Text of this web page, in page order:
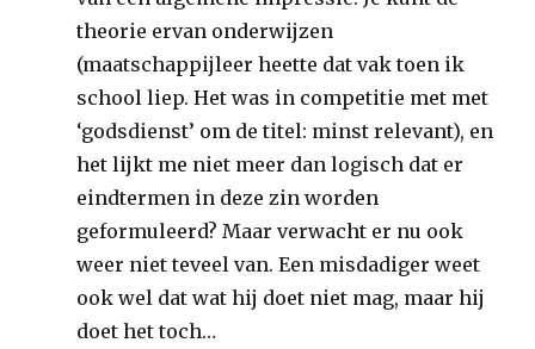
theorie ervan onderwijzen
(maatschappijleer heette dat vak toen ik
school liep. Het was in competitie met met
‘godsdienst’ om de titel: minst relevant), en
het lijkt me niet meer dan logisch dat er
eindtermen in deze zin worden
geformuleerd? Maar verwacht er nu ook
weer niet teveel van. Een misdadiger weet
ook wel dat wat hij doet niet mag, maar hij
doet het toch…